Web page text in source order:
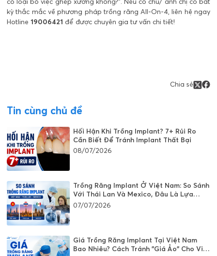
kỳ thắc mắc về phương pháp trồng răng All-On-4, liên hệ ngay
Hotline 19006421 để được chuyên gia tư vấn chi tiết!
Chia sẻ
Tin cùng chủ đề
Hối Hận Khi Trồng Implant? 7+ Rủi Ro
Cần Biết Để Tránh Implant Thất Bại
08/07/2026
Trồng Răng Implant Ở Việt Nam: So Sánh
Với Thái Lan Và Mexico, Đâu Là Lựa
Chọn Tốt?
07/07/2026
Giá Trồng Răng Implant Tại Việt Nam
Bao Nhiêu? Cách Tránh "Giá Ảo" Cho Việt